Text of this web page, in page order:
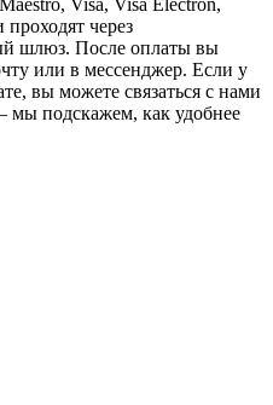
через
шлюз. После оплаты вы
или в мессенджер. Если у
вы можете связаться с нами
подскажем, как удобнее